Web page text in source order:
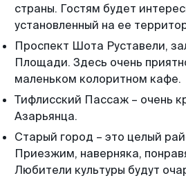
страны. Гостям будет
установленный на ее
Проспект Шота Руставели,
Площади. Здесь очень
маленьком колоритном кафе.
Тифлисский Пассаж – очень
Азарьянца.
Старый город – это целый
Приезжим, наверняка,
Любители культуры будут